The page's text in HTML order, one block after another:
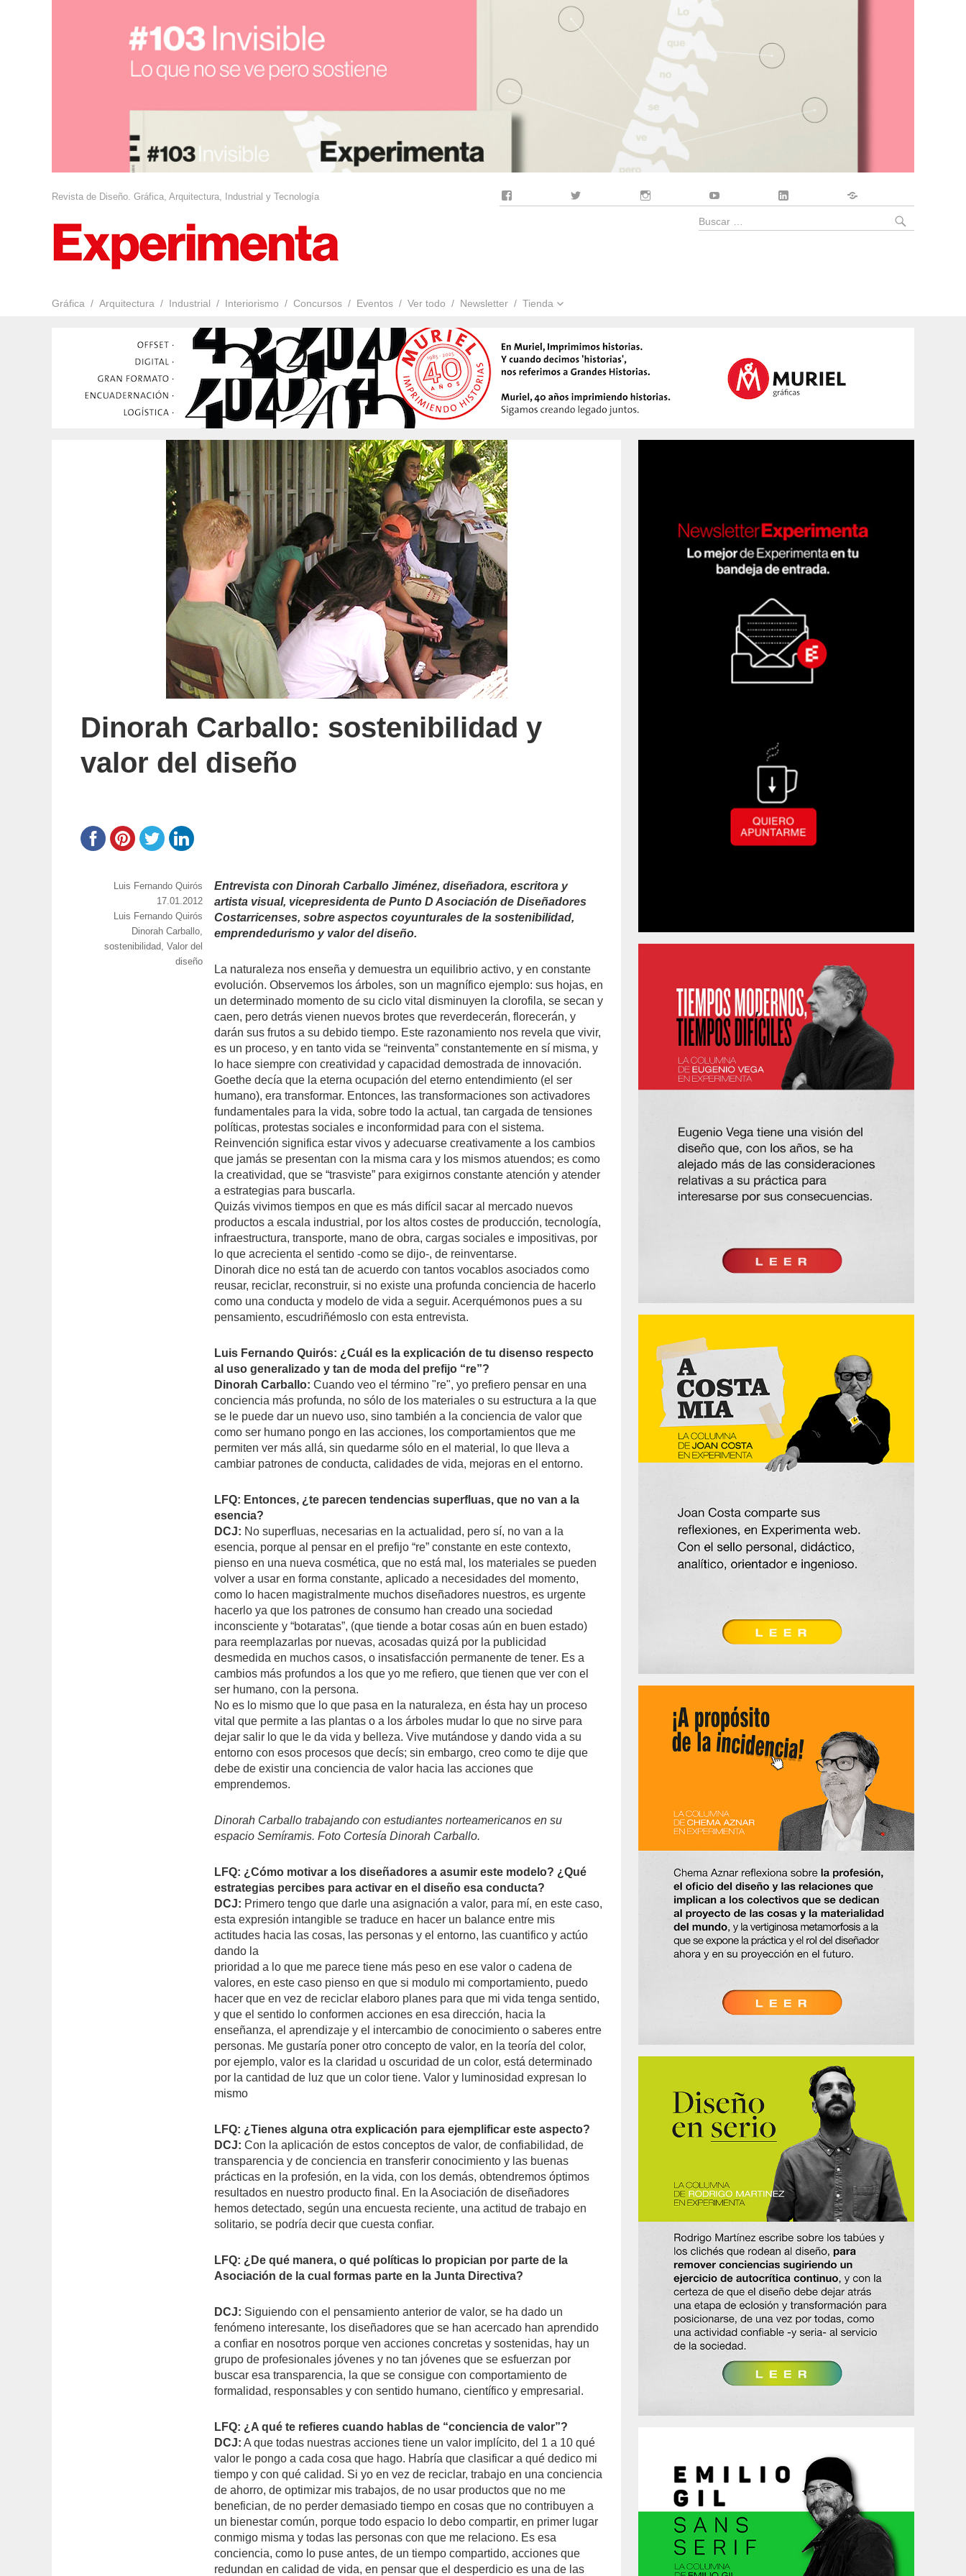
Revista de Diseño. Gráfica, Arquitectura, Industrial y Tecnología
Gráfica Arquitectura Industrial Interiorismo Concursos Eventos Ver todo Newsletter Tienda
Buscar
Dinorah Carballo: sostenibilidad y
valor del diseño
Entrevista con Dinorah Carballo Jiménez, diseñadora, escritora y
artista visual, vicepresidenta de Punto D Asociación de Diseñadores
Costarricenses, sobre aspectos coyunturales de la sostenibilidad,
emprendedurismo y valor del diseño.
La naturaleza nos enseña y demuestra un equilibrio activo, y en constante
evolución. Observemos los árboles, son un magnífico ejemplo: sus hojas, en
un determinado momento de su ciclo vital disminuyen la clorofila, se secan y
caen, pero detrás vienen nuevos brotes que reverdecerán, florecerán, y
darán sus frutos a su debido tiempo. Este razonamiento nos revela que vivir,
es un proceso, y en tanto vida se “reinventa” constantemente en sí misma, y
lo hace siempre con creatividad y capacidad demostrada de innovación.
Goethe decía que la eterna ocupación del eterno entendimiento (el ser
humano), era transformar. Entonces, las transformaciones son activadores
fundamentales para la vida, sobre todo la actual, tan cargada de tensiones
políticas, protestas sociales e inconformidad para con el sistema.
Reinvención significa estar vivos y adecuarse creativamente a los cambios
que jamás se presentan con la misma cara y los mismos atuendos; es como
la creatividad, que se “trasviste” para exigirnos constante atención y atender
a estrategias para buscarla.
Quizás vivimos tiempos en que es más difícil sacar al mercado nuevos
productos a escala industrial, por los altos costes de producción, tecnología,
infraestructura, transporte, mano de obra, cargas sociales e impositivas, por
lo que acrecienta el sentido -como se dijo-, de reinventarse.
Dinorah dice no está tan de acuerdo con tantos vocablos asociados como
reusar, reciclar, reconstruir, si no existe una profunda conciencia de hacerlo
como una conducta y modelo de vida a seguir. Acerquémonos pues a su
pensamiento, escudriñémoslo con esta entrevista.
Luis Fernando Quirós: ¿Cuál es la explicación de tu disenso respecto
al uso generalizado y tan de moda del prefijo “re”?
Dinorah Carballo:Cuando veo el término "re", yo prefiero pensar en una
conciencia más profunda, no sólo de los materiales o su estructura a la que
se le puede dar un nuevo uso, sino también a la conciencia de valor que
como ser humano pongo en las acciones, los comportamientos que me
permiten ver más allá, sin quedarme sólo en el material, lo que lleva a
cambiar patrones de conducta, calidades de vida, mejoras en el entorno.
LFQ: Entonces, ¿te parecen tendencias superfluas, que no van a la
esencia?
DCJ: No superfluas, necesarias en la actualidad, pero sí, no van a la
esencia, porque al pensar en el prefijo “re” constante en este contexto,
pienso en una nueva cosmética, que no está mal, los materiales se pueden
volver a usar en forma constante, aplicado a necesidades del momento,
como lo hacen magistralmente muchos diseñadores nuestros, es urgente
hacerlo ya que los patrones de consumo han creado una sociedad
inconsciente y “botaratas”, (que tiende a botar cosas aún en buen estado)
para reemplazarlas por nuevas, acosadas quizá por la publicidad
desmedida en muchos casos, o insatisfacción permanente de tener. Es a
cambios más profundos a los que yo me refiero, que tienen que ver con el
ser humano, con la persona.
No es lo mismo que lo que pasa en la naturaleza, en ésta hay un proceso
vital que permite a las plantas o a los árboles mudar lo que no sirve para
dejar salir lo que le da vida y belleza. Vive mutándose y dando vida a su
entorno con esos procesos que decís; sin embargo, creo como te dije que
debe de existir una conciencia de valor hacia las acciones que
emprendemos.
Dinorah Carballo trabajando con estudiantes norteamericanos en su
espacio Semíramis. Foto Cortesía Dinorah Carballo.
LFQ: ¿Cómo motivar a los diseñadores a asumir este modelo? ¿Qué
estrategias percibes para activar en el diseño esa conducta?
DCJ: Primero tengo que darle una asignación a valor, para mí, en este caso,
esta expresión intangible se traduce en hacer un balance entre mis
actitudes hacia las cosas, las personas y el entorno, las cuantifico y actúo
dando la
prioridad a lo que me parece tiene más peso en ese valor o cadena de
valores, en este caso pienso en que si modulo mi comportamiento, puedo
hacer que en vez de reciclar elaboro planes para que mi vida tenga sentido,
y que el sentido lo conformen acciones en esa dirección, hacia la
enseñanza, el aprendizaje y el intercambio de conocimiento o saberes entre
personas. Me gustaría poner otro concepto de valor, en la teoría del color,
por ejemplo, valor es la claridad u oscuridad de un color, está determinado
por la cantidad de luz que un color tiene. Valor y luminosidad expresan lo
mismo
LFQ: ¿Tienes alguna otra explicación para ejemplificar este aspecto?
DCJ: Con la aplicación de estos conceptos de valor, de confiabilidad, de
transparencia y de conciencia en transferir conocimiento y las buenas
prácticas en la profesión, en la vida, con los demás, obtendremos óptimos
resultados en nuestro producto final. En la Asociación de diseñadores
hemos detectado, según una encuesta reciente, una actitud de trabajo en
solitario, se podría decir que cuesta confiar.
LFQ: ¿De qué manera, o qué políticas lo propician por parte de la
Asociación de la cual formas parte en la Junta Directiva?
DCJ: Siguiendo con el pensamiento anterior de valor, se ha dado un
fenómeno interesante, los diseñadores que se han acercado han aprendido
a confiar en nosotros porque ven acciones concretas y sostenidas, hay un
grupo de profesionales jóvenes y no tan jóvenes que se esfuerzan por
buscar esa transparencia, la que se consigue con comportamiento de
formalidad, responsables y con sentido humano, científico y empresarial.
LFQ: ¿A qué te refieres cuando hablas de “conciencia de valor”?
DCJ: A que todas nuestras acciones tiene un valor implícito, del 1 a 10 qué
valor le pongo a cada cosa que hago. Habría que clasificar a qué dedico mi
tiempo y con qué calidad. Si yo en vez de reciclar, trabajo en una conciencia
de ahorro, de optimizar mis trabajos, de no usar productos que no me
benefician, de no perder demasiado tiempo en cosas que no contribuyen a
un bienestar común, porque todo espacio lo debo compartir, en primer lugar
conmigo misma y todas las personas con que me relaciono. Es esa
conciencia, como lo puse antes, de un tiempo compartido, acciones que
redundan en calidad de vida, en pensar que el desperdicio es una de las
https://www.experimenta.es/author/luis-
quiros/
Luis Fernando Quirós
Publicado
el
17.01.2012
Categorías
Luis Fernando Quirós
Etiquetas
Dinorah Carballo,
sostenibilidad,Valor del
diseño